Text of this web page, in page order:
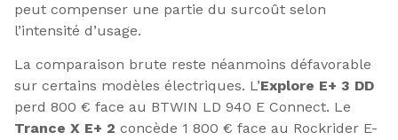
peut compenser une partie du surcoût selon
l’intensité d’usage.
La comparaison brute reste néanmoins défavorable
sur certains modèles électriques. L’Explore E+ 3 DD
perd 800 € face au BTWIN LD 940 E Connect. Le
Trance X E+ 2 concède 1 800 € face au Rockrider E-